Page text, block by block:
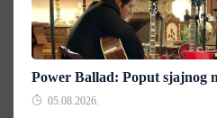
Power Ballad: Poput sjajnog
05.08.2026.